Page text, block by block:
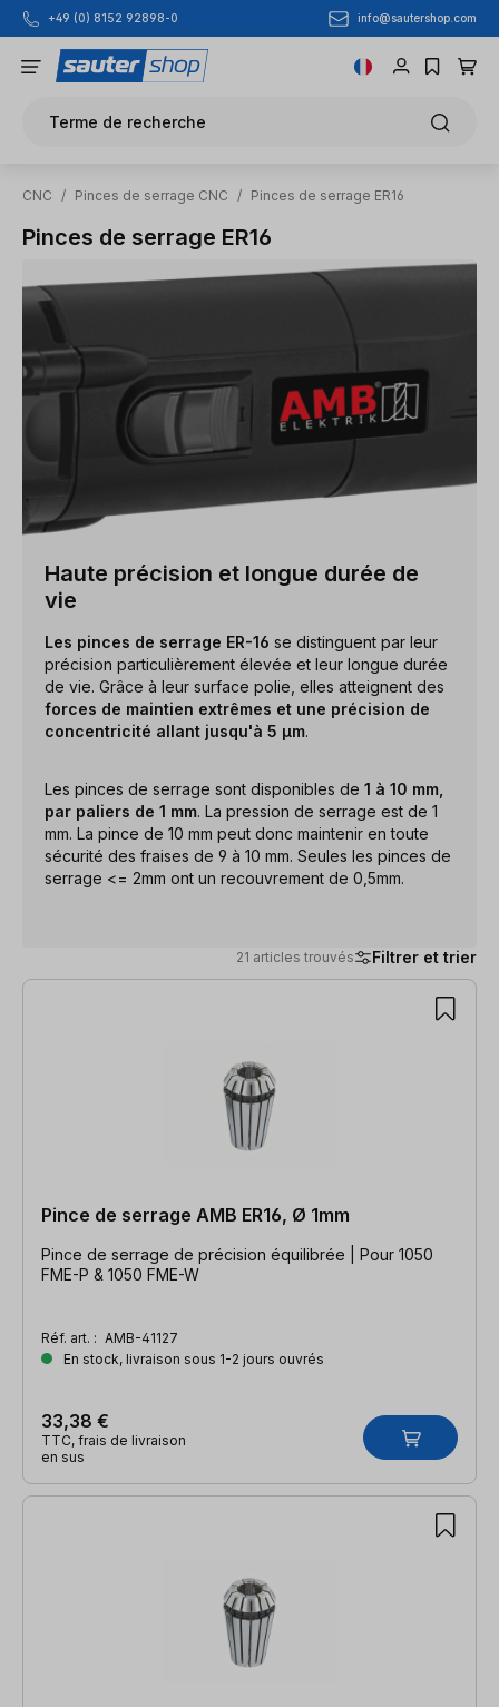
Passer au contenu principal
+49 (0) 8152 92898-0 info@sautershop.com
Terme de recherche
CNC / Pinces de serrage CNC / Pinces de serrage ER16
Pinces de serrage ER16
Haute précision et longue durée de
vie
Les pinces de serrage ER-16 se distinguent par leur
précision particulièrement élevée et leur longue durée
de vie. Grâce à leur surface polie, elles atteignent des
forces de maintien extrêmes et une précision de
concentricité allant jusqu'à 5 µm.
Les pinces de serrage sont disponibles de 1 à 10 mm,
par paliers de 1 mm. La pression de serrage est de 1
mm. La pince de 10 mm peut donc maintenir en toute
sécurité des fraises de 9 à 10 mm. Seules les pinces de
serrage <= 2mm ont un recouvrement de 0,5mm.
21 articles trouvés Filtrer et trier
21 articles trouvés
Pince de serrage AMB ER16, Ø 1mm
Pince de serrage de précision équilibrée | Pour 1050
FME-P & 1050 FME-W
Réf. art. : AMB-41127
En stock, livraison sous 1-2 jours ouvrés
33,38 €
TTC, frais de livraison
en sus